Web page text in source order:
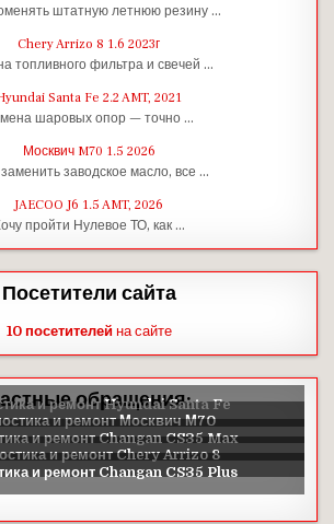
штатную летнюю резину …
Chery Arrizo 8 1.6 2023г
топливного фильтра и свечей …
Santa Fe 2.2 AMT, 2021
шаровых опор — точно …
Москвич M70 1.5 2026
заводское масло, все …
JAECOO J6 1.5 AMT, 2026
пройти Нулевое ТО, как …
Посетители сайта
10 посетителейна сайте
обращения: